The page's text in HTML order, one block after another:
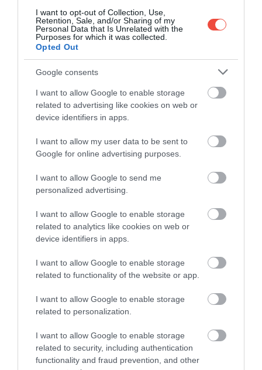
I want to opt-out of Collection, Use,
Retention, Sale, and/or Sharing of my
Personal Data that Is Unrelated with the
Purposes for which it was collected.
Opted Out
Google consents
I want to allow Google to enable storage
related to advertising like cookies on web or
device identifiers in apps.
I want to allow my user data to be sent to
Google for online advertising purposes.
I want to allow Google to send me
personalized advertising.
I want to allow Google to enable storage
related to analytics like cookies on web or
device identifiers in apps.
I want to allow Google to enable storage
related to functionality of the website or app.
I want to allow Google to enable storage
related to personalization.
I want to allow Google to enable storage
related to security, including authentication
functionality and fraud prevention, and other
devenit un parc-coridor de kilometri întregi, tăind
orașul cu piste de biciclete, locuri de joacă și alei
umbrite. La capăt, Orașul Artelor și Științelor
impresionează cu arhitectura spectaculoasă, iar în
Piața Centrală te ispitește cu fructe, condimente și
produse locale, iar paella – născută aici – e ritual de
duminică. Cartier cu cartier, terasele trăiesc până
târziu, însă totul rămâne la scară umană, cu piețe
prietenoase pietonilor și distanțe ușor de acoperit
pe jos sau cu bicicleta.
Te-ar putea interesa și asta! „Mica Veneție” a
Spaniei, de unde se poate descoperi și
Valencia
3. PORTO, PORTUGALIA (LOCUL 12)